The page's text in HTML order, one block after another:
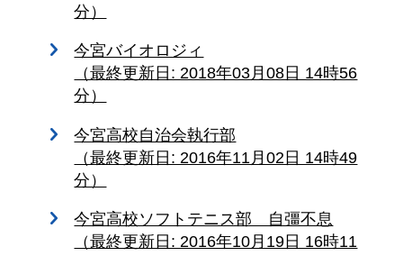
分）
今宮バイオロジィ
（最終更新日: 2018年03月08日 14時56
分）
今宮高校自治会執行部
（最終更新日: 2016年11月02日 14時49
分）
今宮高校ソフトテニス部 自彊不息
（最終更新日: 2016年10月19日 16時11